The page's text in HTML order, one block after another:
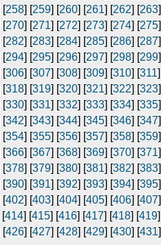
[258] [259] [260] [261] [262] [263
[270] [271] [272] [273] [274] [275
[282] [283] [284] [285] [286] [287
[294] [295] [296] [297] [298] [299
[306] [307] [308] [309] [310] [311
[318] [319] [320] [321] [322] [323
[330] [331] [332] [333] [334] [335
[342] [343] [344] [345] [346] [347
[354] [355] [356] [357] [358] [359
[366] [367] [368] [369] [370] [371
[378] [379] [380] [381] [382] [383
[390] [391] [392] [393] [394] [395
[402] [403] [404] [405] [406] [407
[414] [415] [416] [417] [418] [419
[426] [427] [428] [429] [430] [431]